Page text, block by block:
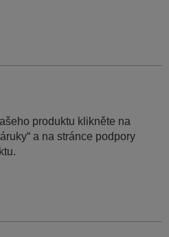
produktu klikněte na
a na stránce podpory